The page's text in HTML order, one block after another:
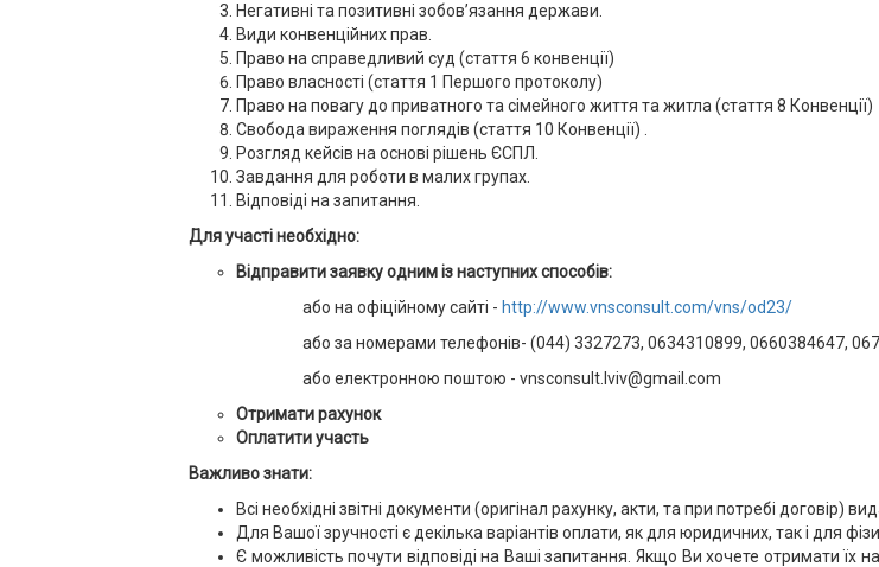
Негативні та позитивні зобов’язання держави.
Види конвенційних прав.
Право на справедливий суд (стаття 6 конвенції)
Право власності (стаття 1 Першого протоколу)
Право на повагу до приватного та сімейного життя та житла (стаття 8 Конвенції)
Свобода вираження поглядів (стаття 10 Конвенції) .
Розгляд кейсів на основі рішень ЄСПЛ.
Завдання для роботи в малих групах.
Відповіді на запитання.
Для участі необхідно:
Відправити заявку одним із наступних способів:
або на офіційному сайті - http://www.vnsconsult.com/vns/od23/
або за номерами телефонів- (044) 3327273, 0634310899, 0660384647,
або електронною поштою - vnsconsult.lviv@gmail.com
Отримати рахунок
Оплатити участь
Важливо знати:
Всі необхідні звітні документи (оригінал рахунку, акти, та при потребі договір)
Для Вашої зручності є декілька варіантів оплати, як для юридичних, так і для
Є можливість почути відповіді на Ваші запитання. Якщо Ви хочете отримати їх